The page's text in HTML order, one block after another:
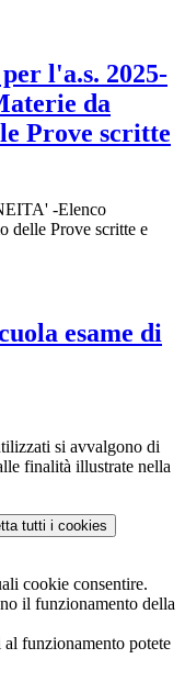
l'a.s. 2025-
da
Prove scritte
-Elenco
delle Prove scritte e
esame di
si avvalgono di
finalità illustrate nella
tutti i cookies
cookie consentire.
il funzionamento della
al funzionamento potete